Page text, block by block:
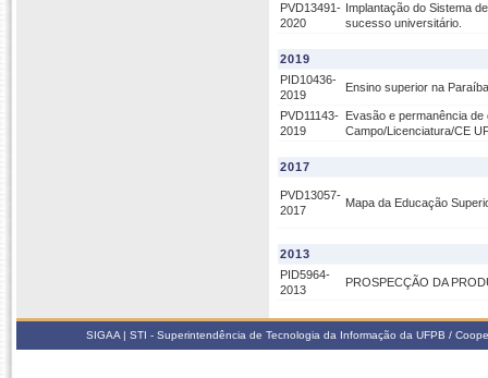
PVD13491-
2020
Implantação do Sistema
sucesso universitário.
2019
PID10436-
2019
Ensino superior na
PVD11143-
2019
Evasão e permanência
Campo/Licenciatura/CE
2017
PVD13057-
2017
Mapa da Educação
2013
PID5964-
2013
PROSPECÇÃO DA
SIGAA | STI - Superintendência de Tecnologia da Informação da UFPB /